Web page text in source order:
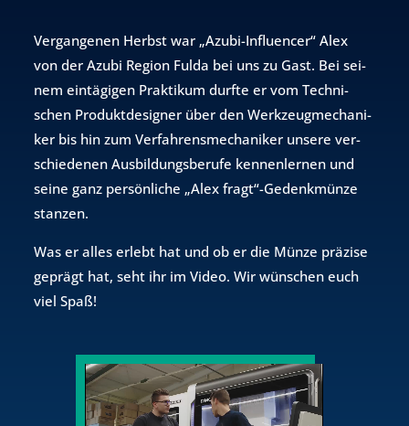
Ver­gan­ge­nen Herbst war „Azubi-In­flu­en­cer“ Alex
von der Azubi Re­gi­on Fulda bei uns zu Gast. Bei sei­
nem ein­tä­gi­gen Prak­ti­kum durf­te er vom Tech­ni­
schen Pro­dukt­de­si­gner über den Werk­zeug­me­cha­ni­
ker bis hin zum Ver­fah­rens­me­cha­ni­ker un­se­re ver­
schie­de­nen Aus­bil­dungs­be­ru­fe ken­nen­ler­nen und
seine ganz per­sön­li­che „Alex fragt“-Ge­denk­mün­ze
stan­zen.
Was er alles er­lebt hat und ob er die Münze prä­zi­se
ge­prägt hat, seht ihr im Video. Wir wün­schen euch
viel Spaß!